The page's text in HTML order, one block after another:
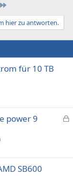
hier zu antworten.
für 10 TB
e
power 9
SB600